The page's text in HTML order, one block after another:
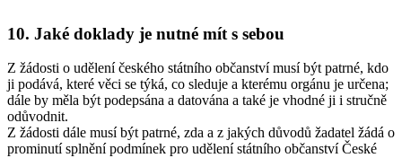
10. Jaké doklady je nutné mít s sebou
Z žádosti o udělení českého státního občanství musí být patrné, kdo
ji podává, které věci se týká, co sleduje a kterému orgánu je určena;
dále by měla být podepsána a datována a také je vhodné ji i stručně
odůvodnit.
Z žádosti dále musí být patrné, zda a z jakých důvodů žadatel žádá o
prominutí splnění podmínek pro udělení státního občanství České